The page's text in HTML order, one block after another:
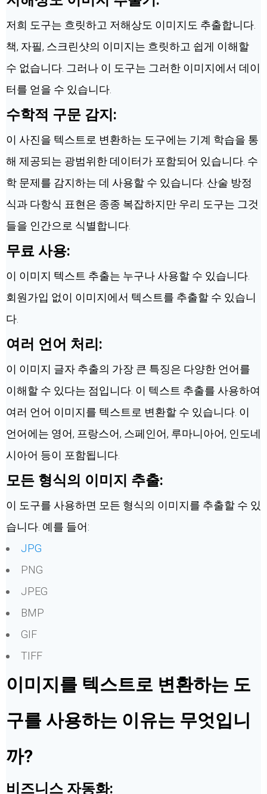
저희 도구는 흐릿하고 저해상도 이미지도 추출합니다.
책, 자필, 스크린샷의 이미지는 흐릿하고 쉽게 이해할
수 없습니다. 그러나 이 도구는 그러한 이미지에서 데이
터를 얻을 수 있습니다.
수학적 구문 감지:
이 사진을 텍스트로 변환하는 도구에는 기계 학습을 통
해 제공되는 광범위한 데이터가 포함되어 있습니다. 수
학 문제를 감지하는 데 사용할 수 있습니다. 산술 방정
식과 다항식 표현은 종종 복잡하지만 우리 도구는 그것
들을 인간으로 식별합니다.
무료 사용:
이 이미지 텍스트 추출는 누구나 사용할 수 있습니다.
회원가입 없이 이미지에서 텍스트를 추출할 수 있습니
다.
여러 언어 처리:
이 이미지 글자 추출의 가장 큰 특징은 다양한 언어를
이해할 수 있다는 점입니다. 이 텍스트 추출를 사용하여
여러 언어 이미지를 텍스트로 변환할 수 있습니다. 이
언어에는 영어, 프랑스어, 스페인어, 루마니아어, 인도네
시아어 등이 포함됩니다.
모든 형식의 이미지 추출:
이 도구를 사용하면 모든 형식의 이미지를 추출할 수 있
습니다. 예를 들어:
JPG
PNG
JPEG
BMP
GIF
TIFF
이미지를 텍스트로 변환하는 도
구를 사용하는 이유는 무엇입니
까?
비즈니스 자동화: